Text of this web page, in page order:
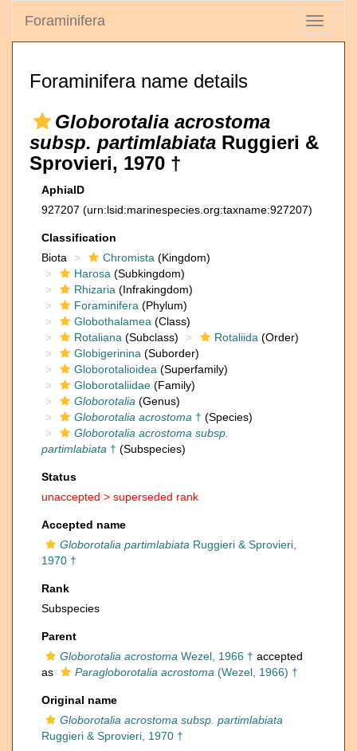
Toggle
Foraminifera
Foraminifera name details
Globorotalia acrostoma
subsp. partimlabiata Ruggieri &
Sprovieri, 1970 †
AphiaID
927207 (urn:lsid:marinespecies.org:taxname:927207)
Classification
Biota
Chromista (Kingdom)
Harosa (Subkingdom)
Rhizaria (Infrakingdom)
Foraminifera (Phylum)
Globothalamea (Class)
Rotaliana (Subclass) Rotaliida (Order)
Globigerinina (Suborder)
Globorotalioidea (Superfamily)
Globorotaliidae (Family)
Globorotalia (Genus)
Globorotalia acrostoma † (Species)
Globorotalia acrostoma subsp.
partimlabiata † (Subspecies)
Status
unaccepted > superseded rank
Accepted name
Globorotalia partimlabiata Ruggieri & Sprovieri,
1970 †
Rank
Subspecies
Parent
Globorotalia acrostoma Wezel, 1966 † accepted
as
Paragloborotalia acrostoma (Wezel, 1966) †
Original name
Globorotalia acrostoma subsp. partimlabiata
Ruggieri & Sprovieri, 1970 †